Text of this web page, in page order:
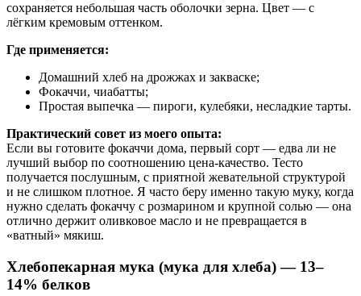
сохраняется небольшая часть оболочки зерна. Цвет — с
лёгким кремовым оттенком.
Где применяется:
Домашний хлеб на дрожжах и закваске;
Фокаччи, чиабатты;
Простая выпечка — пироги, кулебяки, несладкие тарты.
Практический совет из моего опыта:
Если вы готовите фокаччи дома, первый сорт — едва ли не
лучший выбор по соотношению цена-качество. Тесто
получается послушным, с приятной жевательной структурой
и не слишком плотное. Я часто беру именно такую муку, когда
нужно сделать фокаччу с розмарином и крупной солью — она
отлично держит оливковое масло и не превращается в
«ватный» мякиш.
Хлебопекарная мука (мука для хлеба) — 13–
14% белков